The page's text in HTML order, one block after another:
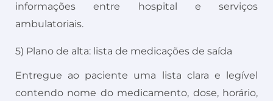
informações entre hospital e serviços
ambulatoriais.
5) Plano de alta: lista de medicações de saída
Entregue ao paciente uma lista clara e legível
contendo nome do medicamento, dose, horário,